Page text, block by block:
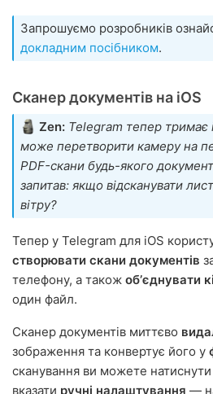
Запрошуємо розробників
докладним посібником.
Сканер документів на iOS
Zen: Telegram тепер тримає
може перетворити камеру на
PDF-скани будь-якого
запитав: якщо відсканувати
вітру?
Тепер у Telegram для iOS
створювати скани документів
телефону, а також обʼєднувати
один файл.
Сканер документів миттєво
зображення та конвертує його у
сканування ви можете
вказати ручні налаштування —